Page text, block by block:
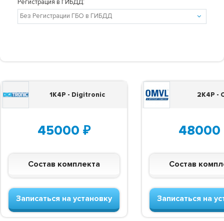
Регистрация в ГИБДД:
1K4P - Digitronic
45000 ₽
Состав комплекта
Записаться на установку
2K4P -
48000
Состав
Записаться на